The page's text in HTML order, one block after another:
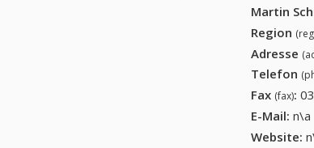
Martin
Region
Adresse
Telefon
Fax (fax):
E-Mail: n\a
Website: